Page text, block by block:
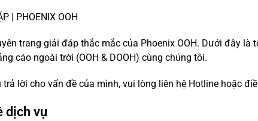
| PHOENIX OOH
trang giải đáp thắc mắc của Phoenix OOH. Dưới đây
cáo ngoài trời (OOH & DOOH) cùng chúng tôi.
lời cho vấn đề của mình, vui lòng liên hệ Hotline hoặc
dịch vụ